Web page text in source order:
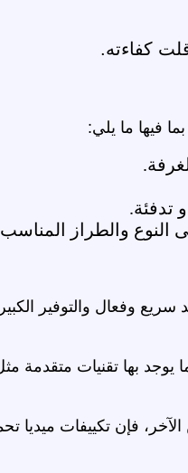
كفاءته.
فيها ما يلي:
تدفئة.
والطراز المناسب
وفعال والتوفير
بها تقنيات متقدمة مثل
فإن تكييفات ميديا